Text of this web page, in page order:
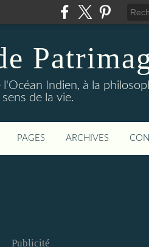
Indien, à la
de la vie.
PAGES ARCHIVES
Publicité